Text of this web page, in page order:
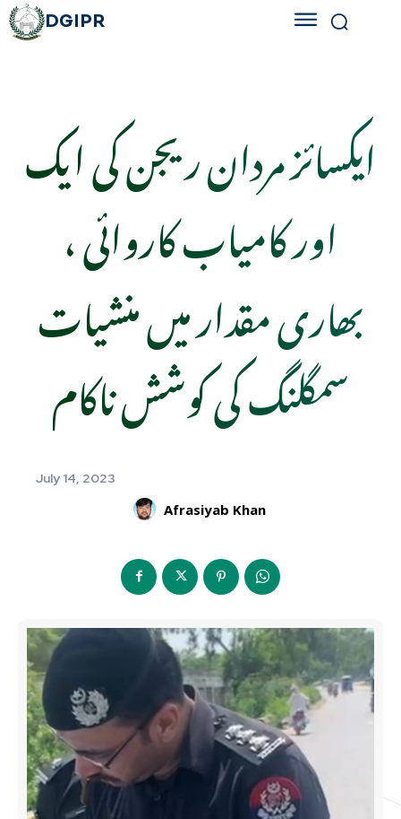
DGIPR
ایکسائز مردان ریجن کی ایک
اور کامیاب کاروائی ،
بھاری مقدار میں منشیات
سمگلنگ کی کوشش ناکام
July 14, 2023
Afrasiyab Khan